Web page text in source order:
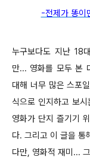
-전제가 똥이
누구보다도 지난 18
만... 영화를 모두 본
대해 너무 많은 스포
식으로 인지하고 보
영화가 단지 즐기기
다. 그리고 이 글을 통
다만, 영화적 재미...